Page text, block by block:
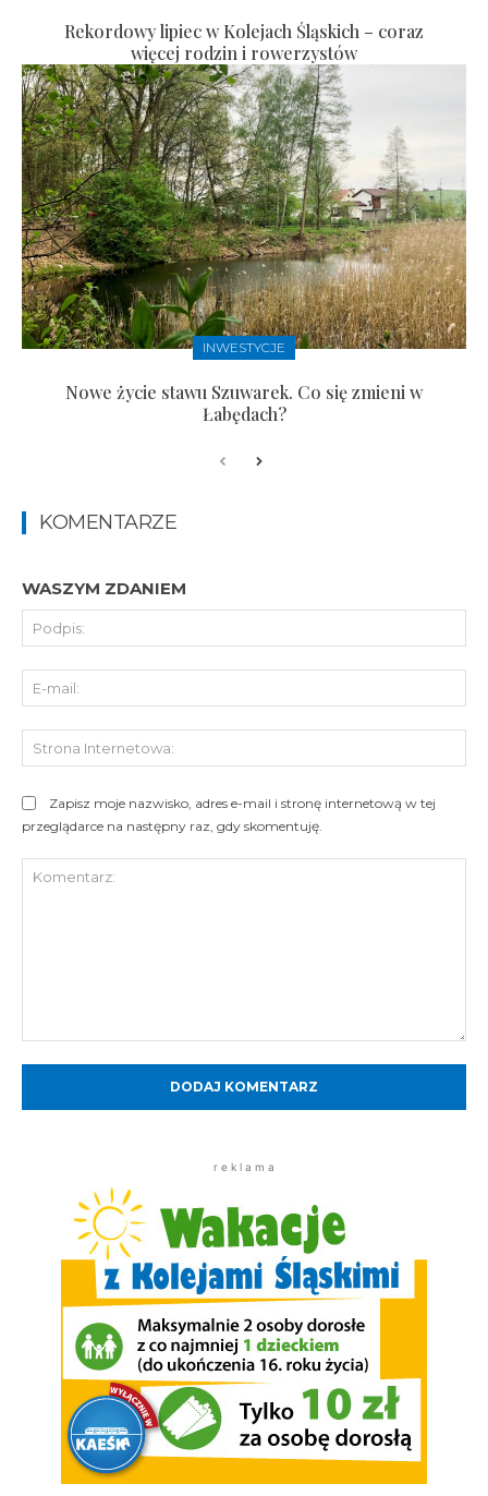
Rekordowy lipiec w Kolejach Śląskich – coraz
więcej rodzin i rowerzystów
INWESTYCJE
Nowe życie stawu Szuwarek. Co się zmieni w
Łabędach?
KOMENTARZE
WASZYM ZDANIEM
Zapisz moje nazwisko, adres e-mail i stronę internetową w tej
przeglądarce na następny raz, gdy skomentuję.
r e k l a m a